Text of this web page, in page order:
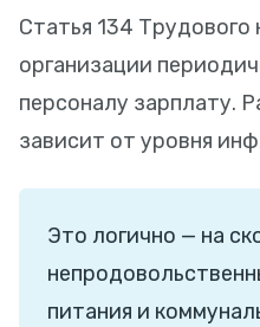
Статья 134 Трудового
организации
персоналу зарплату.
зависит от уровня
Это логично — на
питания и